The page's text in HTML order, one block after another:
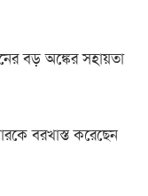
বড় অঙ্কের সহায়তা
বরখাস্ত করেছেন